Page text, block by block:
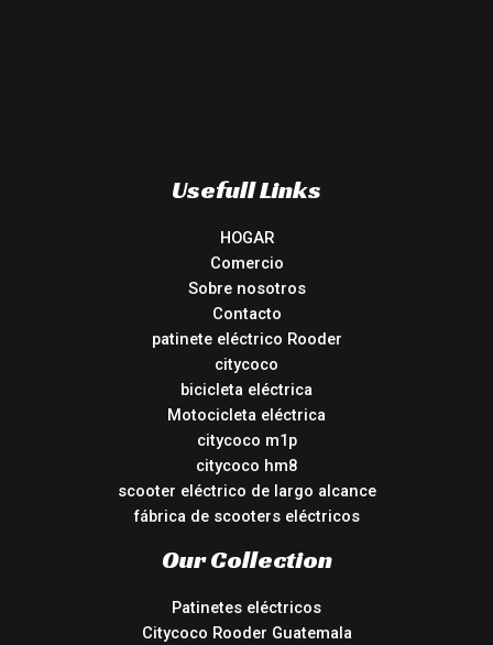
Usefull Links
HOGAR
Comercio
Sobre nosotros
Contacto
patinete eléctrico Rooder
citycoco
bicicleta eléctrica
Motocicleta eléctrica
citycoco m1p
citycoco hm8
scooter eléctrico de largo alcance
fábrica de scooters eléctricos
Our Collection
Patinetes eléctricos
Citycoco Rooder Guatemala